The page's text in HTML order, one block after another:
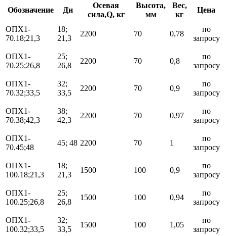
Обозначение Дн
Осевая
сила,Q, кг
Высота,
мм
Вес,
кг
Цена
ОПХ1-
70.18;21,3
18;
21,3
2200 70 0,78
по
запросу
ОПХ1-
70.25;26,8
25;
26,8
2200 70 0,8
по
запросу
ОПХ1-
70.32;33,5
32;
33,5
2200 70 0,9
по
запросу
ОПХ1-
70.38;42,3
38;
42,3
2200 70 0,97
по
запросу
ОПХ1-
70.45;48
45; 48 2200 70 1
по
запросу
ОПХ1-
100.18;21,3
18;
21,3
1500 100 0,9
по
запросу
ОПХ1-
100.25;26,8
25;
26,8
1500 100 0,94
по
запросу
ОПХ1-
100.32;33,5
32;
33,5
1500 100 1,05
по
запросу